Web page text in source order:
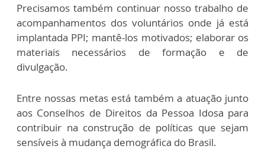
Precisamos também continuar nosso trabalho de
acompanhamentos dos voluntários onde já está
implantada PPI; mantê-los motivados; elaborar os
materiais necessários de formação e de
divulgação.
Entre nossas metas está também a atuação junto
aos Conselhos de Direitos da Pessoa Idosa para
contribuir na construção de políticas que sejam
sensíveis à mudança demográfica do Brasil.